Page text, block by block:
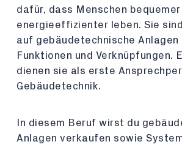
dafür, dass Menschen bequemer
energieeffizienter leben. Sie
auf gebäudetechnische Anlagen
Funktionen und Verknüpfungen.
dienen sie als erste
Gebäudetechnik.
In diesem Beruf wirst du
Anlagen verkaufen sowie